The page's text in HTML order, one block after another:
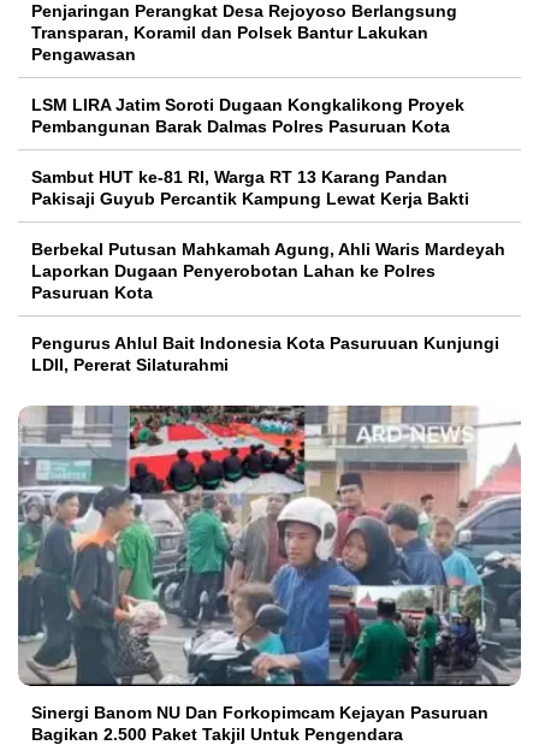
Penjaringan Perangkat Desa Rejoyoso Berlangsung
Transparan, Koramil dan Polsek Bantur Lakukan
Pengawasan
LSM LIRA Jatim Soroti Dugaan Kongkalikong Proyek
Pembangunan Barak Dalmas Polres Pasuruan Kota
Sambut HUT ke-81 RI, Warga RT 13 Karang Pandan
Pakisaji Guyub Percantik Kampung Lewat Kerja Bakti
Berbekal Putusan Mahkamah Agung, Ahli Waris Mardeyah
Laporkan Dugaan Penyerobotan Lahan ke Polres
Pasuruan Kota
Pengurus Ahlul Bait Indonesia Kota Pasuruuan Kunjungi
LDII, Pererat Silaturahmi
Sinergi Banom NU Dan Forkopimcam Kejayan Pasuruan
Bagikan 2.500 Paket Takjil Untuk Pengendara